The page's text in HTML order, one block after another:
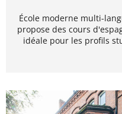
École moderne multi-
propose des cours
idéale pour les profils